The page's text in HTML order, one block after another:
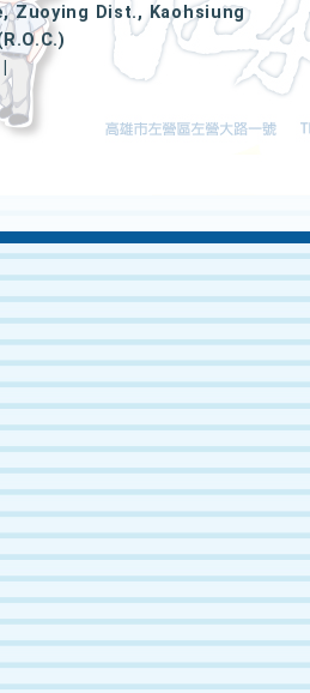
Zuoying Dist., Kaohsiung
|